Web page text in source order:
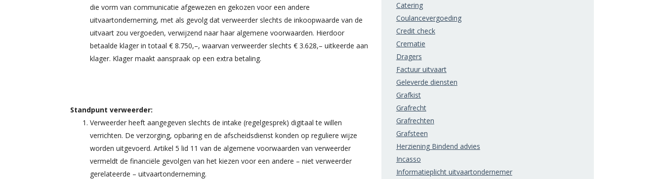
die vorm van communicatie afgewezen en gekozen voor een andere
uitvaartonderneming, met als gevolg dat verweerder slechts de inkoopwaarde van de
uitvaart zou vergoeden, verwijzend naar haar algemene voorwaarden. Hierdoor
betaalde klager in totaal € 8.750,–, waarvan verweerder slechts € 3.628,– uitkeerde aan
klager. Klager maakt aanspraak op een extra betaling.
Standpunt verweerder:
Verweerder heeft aangegeven slechts de intake (regelgesprek) digitaal te willen
verrichten. De verzorging, opbaring en de afscheidsdienst konden op reguliere wijze
worden uitgevoerd. Artikel 5 lid 11 van de algemene voorwaarden van verweerder
vermeldt de financiële gevolgen van het kiezen voor een andere – niet verweerder
gerelateerde – uitvaartonderneming.
Catering
Coulancevergoeding
Credit check
Crematie
Dragers
Factuur uitvaart
Geleverde diensten
Grafkist
Grafrecht
Grafrechten
Grafsteen
Herziening Bindend advies
Incasso
Informatieplicht uitvaartondernemer